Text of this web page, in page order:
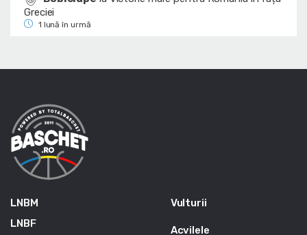
Greciei
1 lună în urmă
LNBM
LNBF
Vulturii
Acvilele